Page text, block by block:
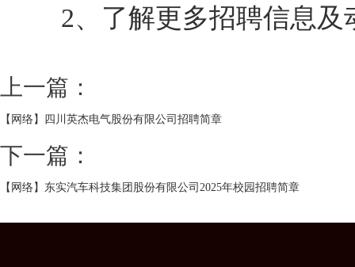
2、了解更多招聘信息
上一篇：
【网络】四川英杰电气股份有限公司招聘简章
下一篇：
【网络】东实汽车科技集团股份有限公司2025年校园招聘简章